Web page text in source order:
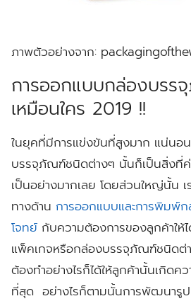
ภาพตัวอย่างจาก:
การออกแบบกล่องบรร
เหมือนใคร 2019 !!
ในยุคที่มีการแข่งขันที่สูงมาก แน่นอ
บรรจุภัณฑ์ชนิดต่างๆ นั้นก็เป็นสิ่งที่
เป็นอย่างมากเลย โดยส่วนใหญ่นั้น
ทางด้าน การออกแบบและการพิมพ์ก
โจทย์ กับความต้องการของลูกค้าให้
แพ็คเกจหรือกล่องบรรจุภัณฑ์ชนิดต่
ต้องทำอย่างไรก็ได้ให้ลูกค้านั้นเกิดคว
ที่สุด อย่างไรก็ตามนั้นการพัฒนารู